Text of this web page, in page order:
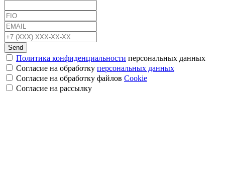
Send
Политика конфиденциальности персональных данных
Согласие на обработку персональных данных
Согласие на обработку файлов Cookie
Cогласие на рассылку